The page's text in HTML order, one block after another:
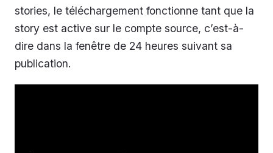
stories, le téléchargement fonctionne tant que la
story est active sur le compte source, c’est-à-
dire dans la fenêtre de 24 heures suivant sa
publication.